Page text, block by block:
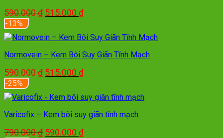
590.000₫ Giá
là:
590.000 ₫.
515.000 ₫Giá
tại
là:
515.000 ₫.
-13%
Normovein – Kem Bôi Suy Giãn Tĩnh Mạch
590.000₫ Giá
là:
590.000 ₫.
515.000 ₫Giá
là:
515.000 ₫.
-25%
Varicofix – Kem bôi suy giãn tĩnh mạch
790.000₫ Giá
590.000 ₫Giá